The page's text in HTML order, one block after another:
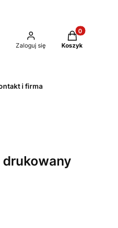
Zaloguj się
Produkty w
Koszyk
i firma
drukowany